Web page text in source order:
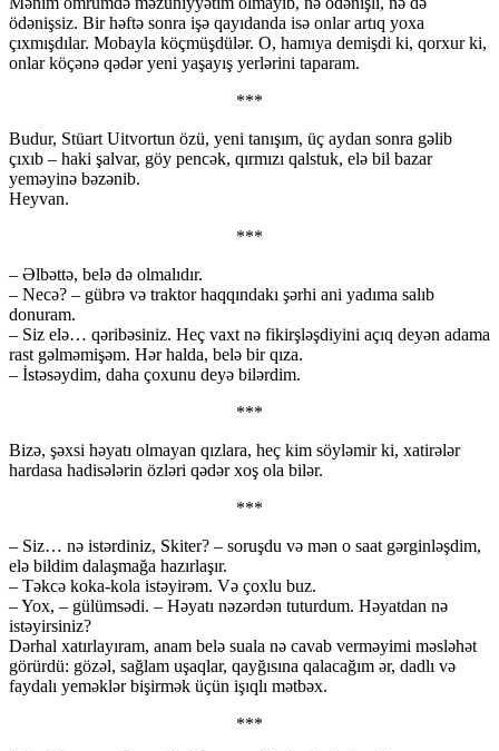
ödənişsiz. Bir həftə sonra işə qayıdanda isə onlar artıq yoxa
çıxmışdılar. Mobayla köçmüşdülər. O, hamıya demişdi ki, qorxur ki,
onlar köçənə qədər yeni yaşayış yerlərini taparam.
***
Budur, Stüart Uitvortun özü, yeni tanışım, üç aydan sonra gəlib
çıxıb – haki şalvar, göy pencək, qırmızı qalstuk, elə bil bazar
yeməyinə bəzənib.
Heyvan.
***
– Əlbəttə, belə də olmalıdır.
– Necə? – gübrə və traktor haqqındakı şərhi ani yadıma salıb
donuram.
– Siz elə… qəribəsiniz. Heç vaxt nə fikirşləşdiyini açıq deyən adama
rast gəlməmişəm. Hər halda, belə bir qıza.
– İstəsəydim, daha çoxunu deyə bilərdim.
***
Bizə, şəxsi həyatı olmayan qızlara, heç kim söyləmir ki, xatirələr
hardasa hadisələrin özləri qədər xoş ola bilər.
***
– Siz… nə istərdiniz, Skiter? – soruşdu və mən o saat gərginləşdim,
elə bildim dalaşmağa hazırlaşır.
– Təkcə koka-kola istəyirəm. Və çoxlu buz.
– Yox, – gülümsədi. – Həyatı nəzərdən tuturdum. Həyatdan nə
istəyirsiniz?
Dərhal xatırlayıram, anam belə suala nə cavab verməyimi məsləhət
görürdü: gözəl, sağlam uşaqlar, qayğısına qalacağım ər, dadlı və
faydalı yeməklər bişirmək üçün işıqlı mətbəx.
***